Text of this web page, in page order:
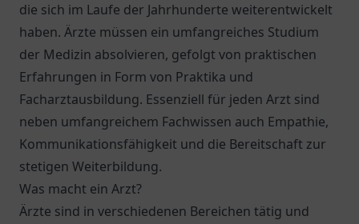
die sich im Laufe der Jahrhunderte weiterentwickelt
haben. Ärzte müssen ein umfangreiches Studium
der Medizin absolvieren, gefolgt von praktischen
Erfahrungen in Form von Praktika und
Facharztausbildung. Essenziell für jeden Arzt sind
neben umfangreichem Fachwissen auch Empathie,
Kommunikationsfähigkeit und die Bereitschaft zur
stetigen Weiterbildung.
Was macht ein Arzt?
Ärzte sind in verschiedenen Bereichen tätig und